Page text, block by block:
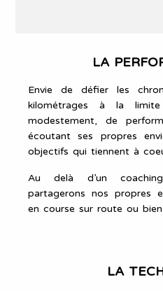
LA
Envie de défier les
kilométrages à la
modestement, de
écoutant ses propres
objectifs qui tiennent à
Au delà d’un
partagerons nos propres
en course sur route ou
LA